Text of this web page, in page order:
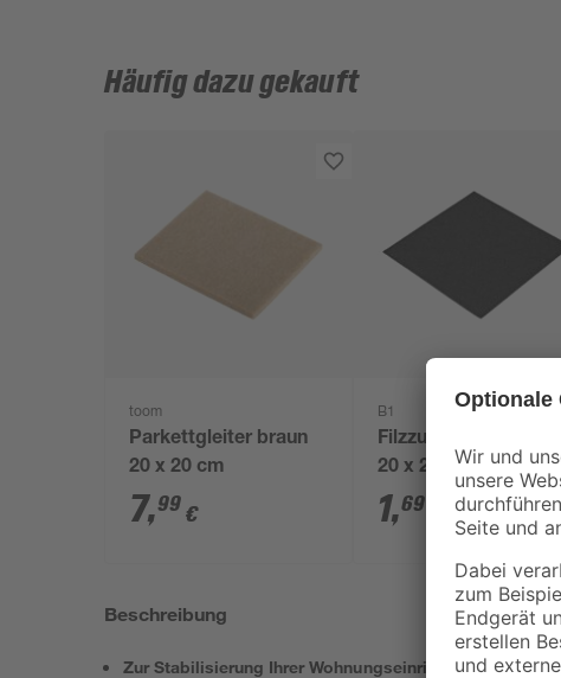
Häufig dazu gekauft
toom
Parkettgleiter braun
20 x 20 cm
7,99 €
B1
Filzzuschnitt schwarz
20 x 20 cm
1,69
Beschreibung
Zur Stabilisierung Ihrer Wohnungseinrichtung